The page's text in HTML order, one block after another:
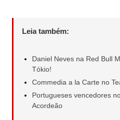
Leia também:
Daniel Neves na Red Bull
Tókio!
Commedia a la Carte no
Portugueses vencedores
Acordeão